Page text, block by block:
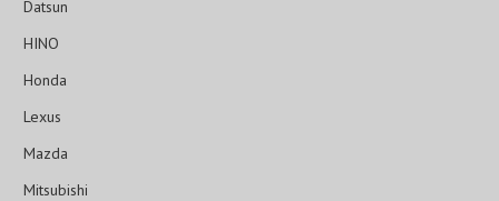
Datsun
HINO
Honda
Lexus
Mazda
Mitsubishi